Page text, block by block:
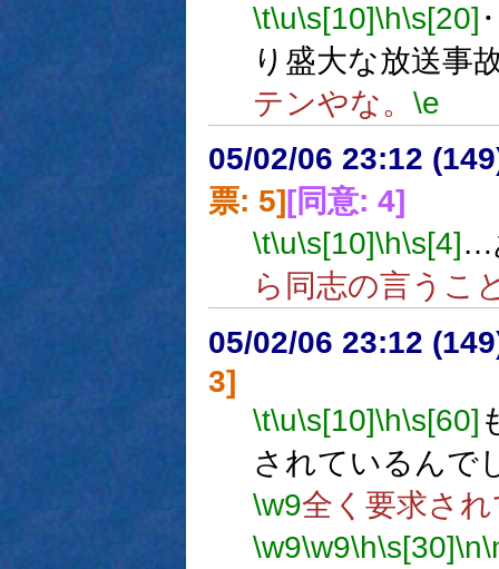
\t\u\s[10]\h\s[20]
り盛大な放送事
テンやな。 \e
05/02/06 23:12
票: 5] [同意: 4]
\t\u\s[10]\h\s[4] …
ら同志の言うこ
05/02/06 23:12
3]
\t\u\s[10]\h\s[60]
されているんで
\w9全く要求さ
\w9\w9\h\s[30]\n